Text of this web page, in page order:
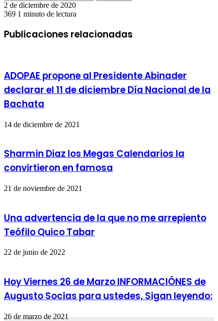
2 de diciembre de 2020
369 1 minuto de lectura
por
correo
Publicaciones relacionadas
ADOPAE propone al Presidente Abinader
declarar el 11 de diciembre Día Nacional de la
Bachata
14 de diciembre de 2021
Sharmin Diaz los Megas Calendarios la
convirtieron en famosa
21 de noviembre de 2021
Una advertencia de la que no me arrepiento
Teófilo Quico Tabar
22 de junio de 2022
Hoy Viernes 26 de Marzo INFORMACIÓNES de
Augusto Socias para ustedes, Sigan leyendo:
26 de marzo de 2021